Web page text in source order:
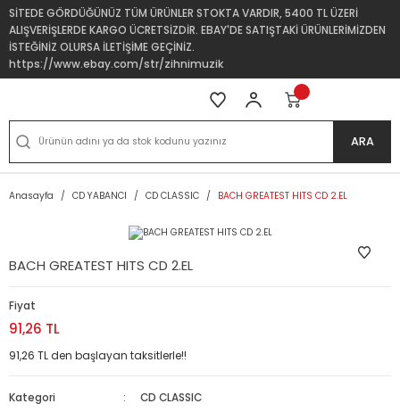
SİTEDE GÖRDÜĞÜNÜZ TÜM ÜRÜNLER STOKTA VARDIR, 5400 TL ÜZERİ
ALIŞVERİŞLERDE KARGO ÜCRETSİZDİR. EBAY'DE SATIŞTAKİ ÜRÜNLERİMİZDEN
İSTEĞİNİZ OLURSA İLETİŞİME GEÇİNİZ.
https://www.ebay.com/str/zihnimuzik
ARA
Anasayfa CD YABANCI CD CLASSIC BACH GREATEST HITS CD 2.EL
BACH GREATEST HITS CD 2.EL
Fiyat
91,26 TL
91,26 TL den başlayan taksitlerle!!
Kategori
CD CLASSIC